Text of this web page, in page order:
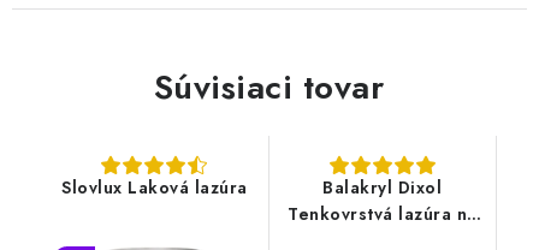
Súvisiaci tovar
Slovlux Laková lazúra
Balakryl Dixol
Tenkovrstvá lazúra na